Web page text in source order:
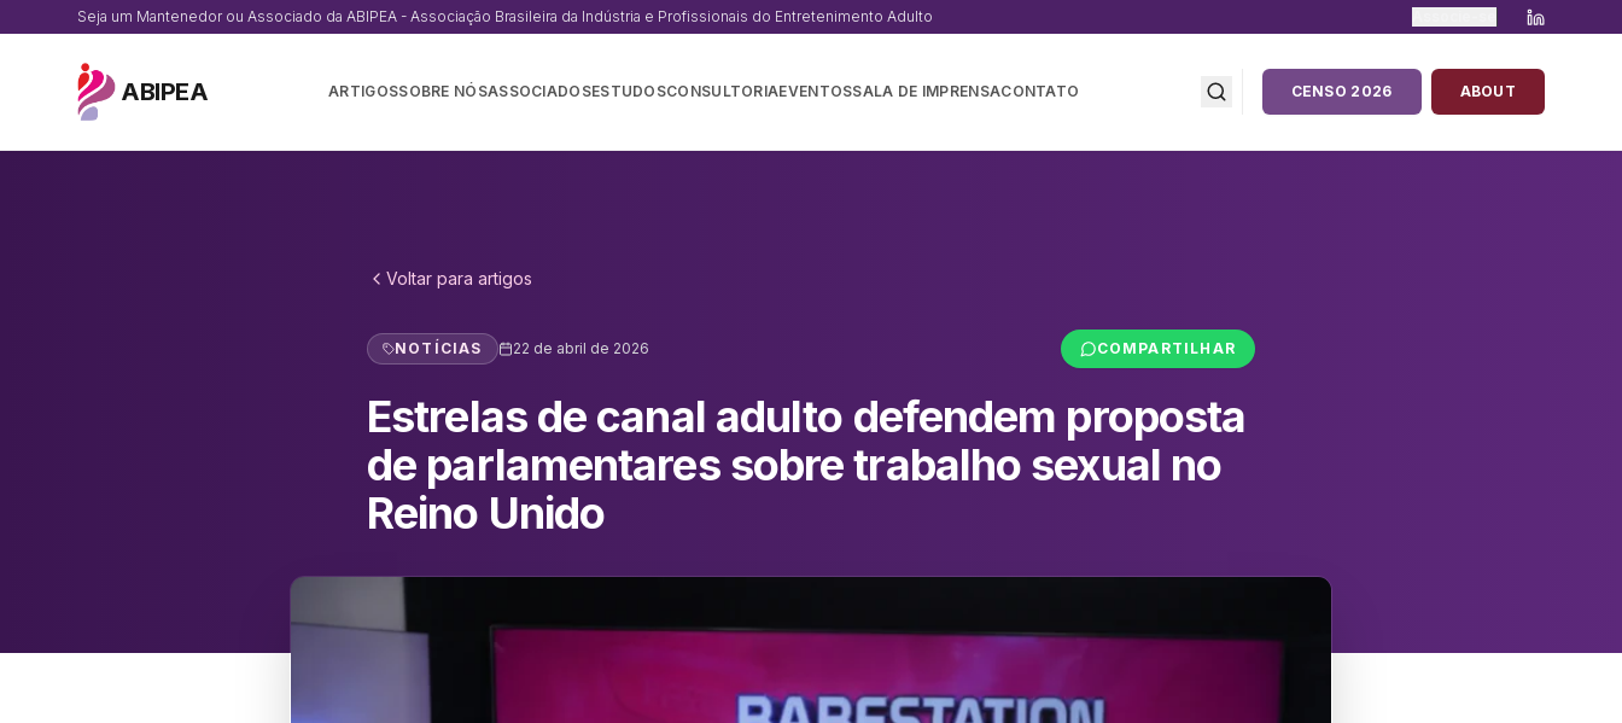
Seja um Mantenedor ou Associado da ABIPEA - Associação Brasileira da Indústria e Profissionais do Entretenimento Adulto
ABIPEA ARTIGOSSOBRE NÓSASSOCIADOSESTUDOSCONSULTORIAEVENTOSSALA DE IMPRENSACONTATO CENSO 2026 ABOUT
Voltar para artigos
NOTÍCIAS 22 de abril de 2026 COMPARTILHAR
Estrelas de canal adulto defendem proposta
de parlamentares sobre trabalho sexual no
Reino Unido